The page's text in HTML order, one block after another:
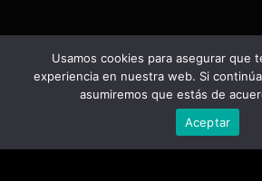
Usamos cookies para asegurar que
experiencia en nuestra web. Si
asumiremos que estás de
Aceptar